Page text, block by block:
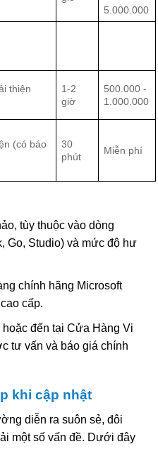
5.000.000
thiện
1-2
giờ
500.000 -
1.000.000
(có báo
30
phút
Miễn phí
tùy thuộc vào dòng
Go, Studio) và mức độ hư
chính hãng Microsoft
cấp.
đến tại Cửa Hàng Vi
tư vấn và báo giá chính
khi cập nhật
diễn ra suôn sẻ, đôi
một số vấn đề. Dưới đây